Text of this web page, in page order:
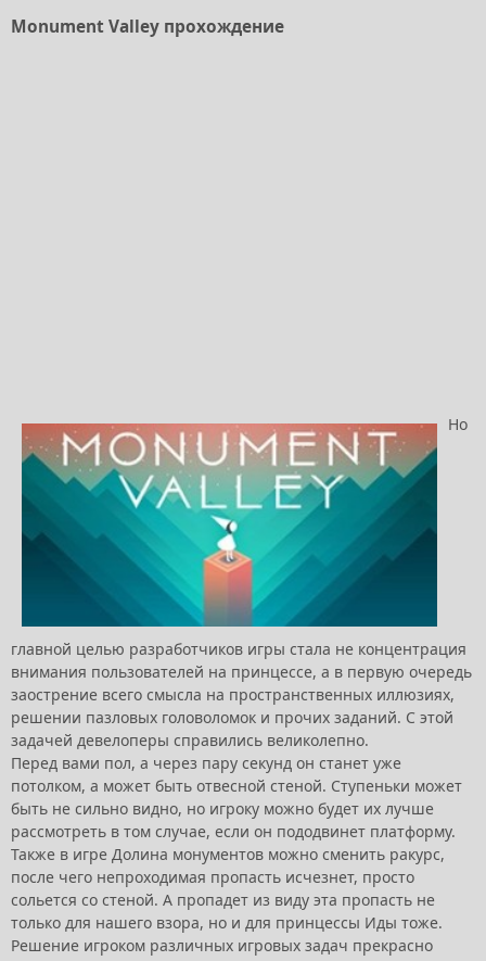
Monument Valley прохождение
Но
главной целью разработчиков игры стала не концентрация
внимания пользователей на принцессе, а в первую очередь
заострение всего смысла на пространственных иллюзиях,
решении пазловых головоломок и прочих заданий. С этой
задачей девелоперы справились великолепно.
Перед вами пол, а через пару секунд он станет уже
потолком, а может быть отвесной стеной. Ступеньки может
быть не сильно видно, но игроку можно будет их лучше
рассмотреть в том случае, если он пододвинет платформу.
Также в игре Долина монументов можно сменить ракурс,
после чего непроходимая пропасть исчезнет, просто
сольется со стеной. А пропадет из виду эта пропасть не
только для нашего взора, но и для принцессы Иды тоже.
Решение игроком различных игровых задач прекрасно